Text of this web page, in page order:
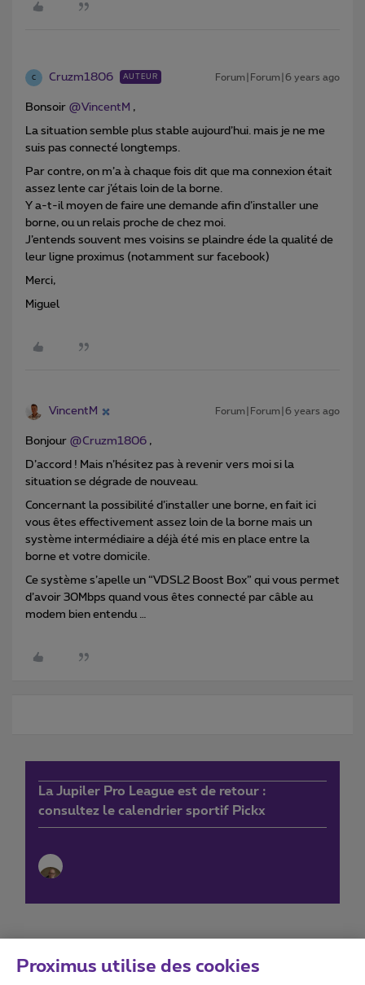
C Cruzm1806 AUTEUR Forum|Forum|6 years ago
Bonsoir @VincentM ,
La situation semble plus stable aujourd’hui. mais je ne me
suis pas connecté longtemps.
Par contre, on m’a à chaque fois dit que ma connexion était
assez lente car j’étais loin de la borne.
Y a-t-il moyen de faire une demande afin d’installer une
borne, ou un relais proche de chez moi.
J’entends souvent mes voisins se plaindre éde la qualité de
leur ligne proximus (notamment sur facebook)
Merci,
Miguel
VincentM Forum|Forum|6 years ago
Bonjour @Cruzm1806 ,
D’accord ! Mais n’hésitez pas à revenir vers moi si la
situation se dégrade de nouveau.
Concernant la possibilité d’installer une borne, en fait ici
vous êtes effectivement assez loin de la borne mais un
système intermédiaire a déjà été mis en place entre la
borne et votre domicile.
Ce système s’apelle un “VDSL2 Boost Box” qui vous permet
d’avoir 30Mbps quand vous êtes connecté par câble au
modem bien entendu …
La Jupiler Pro League est de retour :
consultez le calendrier sportif Pickx
Proximus utilise des cookies